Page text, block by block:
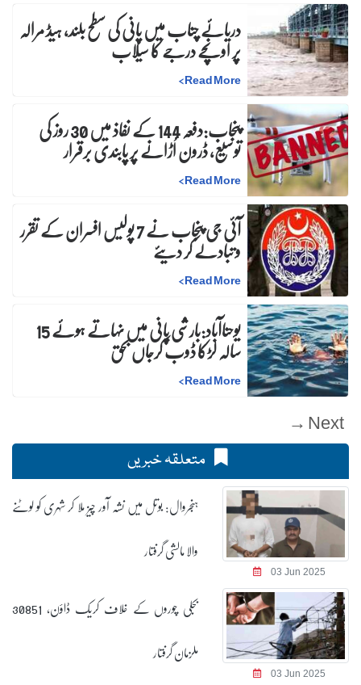
دریائے چناب میں پانی کی سطح بلند، ہیڈ مرالہ
پر اونچے درجے کا سیلاب
Read More
>
پنجاب:دفعہ 144 کے نفاذ میں 30 روز کیتوسیع، ڈرون اُڑانے پر پابندی برقرار
Read More
>
آئی جی پنجاب نے 7 پولیس افسران کے تقرر و تبادلے کر دیئے
Read More
>
یوحناآباد:بارشی پانی میں نہاتے ہوئے 15 سالہ لڑکا ڈوب کرجاں بحق
Read More
>
Next →
متعلقہ خبریں
03 Jun 2025
ہنجروال: بوتل میں نشہ آور چیز ملا کر شہری کو لوٹنے
والا مالشی گرفتار
03 Jun 2025
بجلی چوروں کے خلاف کریک ڈاؤن، 30851
ملزمان گرفتار